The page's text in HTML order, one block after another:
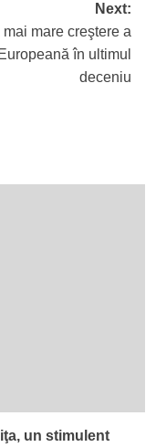
Next:
mare creştere a
în ultimul
deceniu
un stimulent